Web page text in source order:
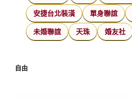
安捷台北裝潢 單身聯誼
未婚聯誼 天珠 婚友社
自由